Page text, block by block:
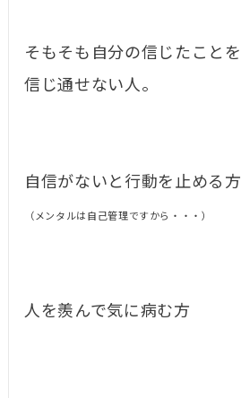
そもそも自分の信じたことを
信じ通せない人。
自信がないと行動を止める方
（メンタルは自己管理ですから・・・）
人を羨んで気に病む方